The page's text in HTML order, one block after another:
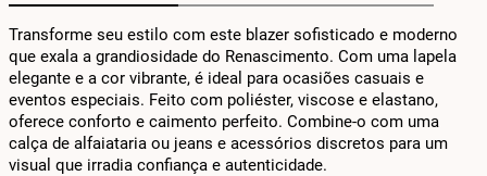
Transforme seu estilo com este blazer sofisticado e moderno
que exala a grandiosidade do Renascimento. Com uma lapela
elegante e a cor vibrante, é ideal para ocasiões casuais e
eventos especiais. Feito com poliéster, viscose e elastano,
oferece conforto e caimento perfeito. Combine-o com uma
calça de alfaiataria ou jeans e acessórios discretos para um
visual que irradia confiança e autenticidade.